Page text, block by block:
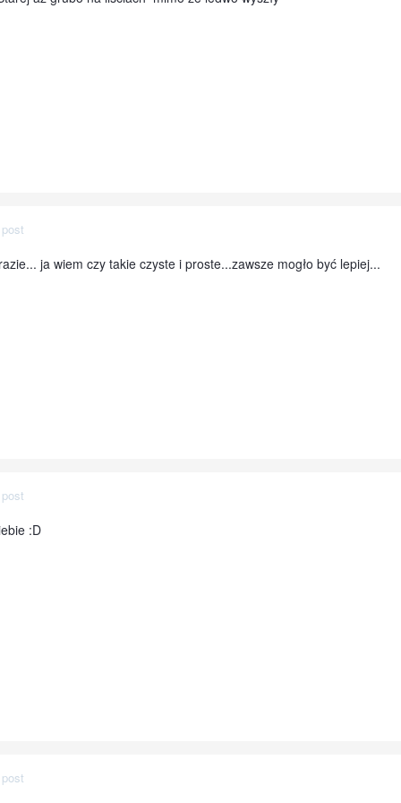
ja wiem czy takie czyste i proste...zawsze mogło być lepiej...
:D